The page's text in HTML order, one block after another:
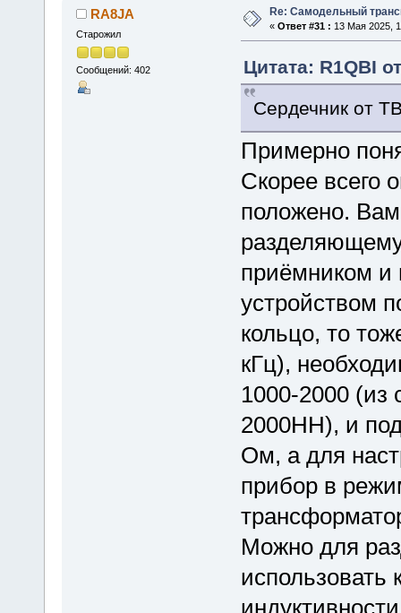
RA8JA
Старожил
Сообщений: 402
Re: Самодельный
« Ответ #31 : 13 Мая 2025,
Цитата: R1QBI
Сердечник от
Примерно
Скорее всего
положено.
приёмником и
устройством
кольцо, то
кГц),
1000-2000 (из
2000НН), и
Ом, а для
прибор в
Можно для
использовать